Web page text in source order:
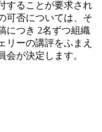
することが要求され
可否については、そ
につき 2名ずつ組織
リーの講評をふまえ
会が決定します。